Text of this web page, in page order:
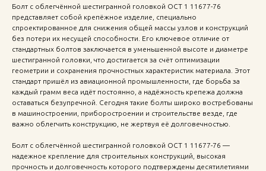
Болт с облегчённой шестигранной головкой ОСТ 1 11677-76
представляет собой крепёжное изделие, специально
спроектированное для снижения общей массы узлов и конструкций
без потери их несущей способности. Его ключевое отличие от
стандартных болтов заключается в уменьшенной высоте и диаметре
шестигранной головки, что достигается за счёт оптимизации
геометрии и сохранения прочностных характеристик материала. Этот
стандарт пришёл из авиационной промышленности, где борьба за
каждый грамм веса идёт постоянно, а надёжность крепежа должна
оставаться безупречной. Сегодня такие болты широко востребованы
в машиностроении, приборостроении и строительстве везде, где
важно облегчить конструкцию, не жертвуя её долговечностью.
Болт с облегчённой шестигранной головкой ОСТ 1 11677-76 —
надежное крепление для строительных конструкций, высокая
прочность и долговечность которого подтверждены десятилетиями